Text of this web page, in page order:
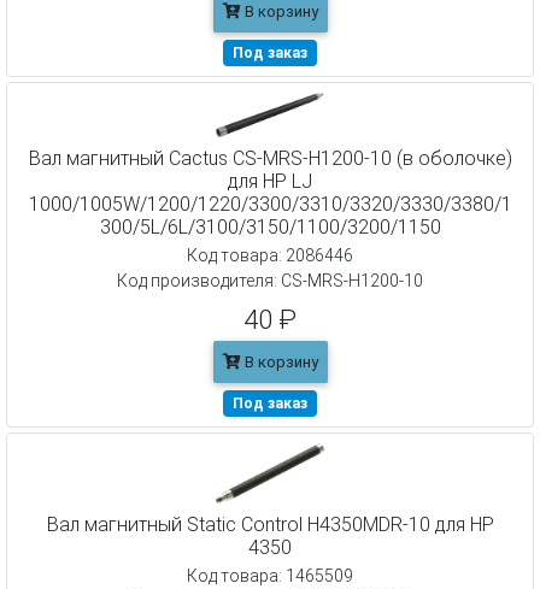
В корзину
Под заказ
Вал магнитный Cactus CS-MRS-H1200-10 (в оболочке)
для HP LJ
1000/1005W/1200/1220/3300/3310/3320/3330/3380/1
300/5L/6L/3100/3150/1100/3200/1150
Код товара: 2086446
Код производителя: CS-MRS-H1200-10
40 ₽
В корзину
Под заказ
Вал магнитный Static Control H4350MDR-10 для HP
4350
Код товара: 1465509